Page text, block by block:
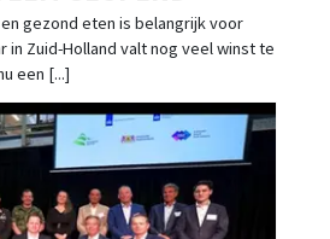
en gezond eten is belangrijk voor
in Zuid-Holland valt nog veel winst te
een [...]